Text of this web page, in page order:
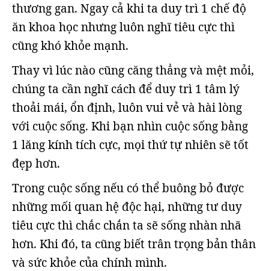
thương gan. Ngay cả khi ta duy trì 1 chế độ
ăn khoa học nhưng luôn nghĩ tiêu cực thì
cũng khó khỏe mạnh.
Thay vì lúc nào cũng căng thẳng và mệt mỏi,
chúng ta cần nghĩ cách để duy trì 1 tâm lý
thoải mái, ổn định, luôn vui vẻ và hài lòng
với cuộc sống. Khi bạn nhìn cuộc sống bằng
1 lăng kính tích cực, mọi thứ tự nhiên sẽ tốt
đẹp hơn.
Trong cuộc sống nếu có thể buông bỏ được
những mối quan hệ độc hại, những tư duy
tiêu cực thì chắc chắn ta sẽ sống nhàn nhã
hơn. Khi đó, ta cũng biết trân trọng bản thân
và sức khỏe của chính mình.